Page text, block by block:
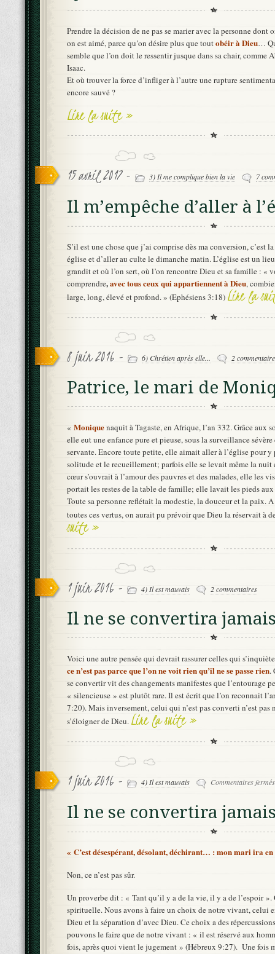
Prendre la décision de ne pas se marier avec la personne dont
on est aimé, parce qu’on désire plus que toutobéir à Dieu…
semble que l’on doit le ressentir jusque dans sa chair, comme
Isaac.
Et où trouver la force d’infliger à l’autre une rupture
encore sauvé ?
Lire la suite »
15 avril 2017 - 3) Il me complique bien la vie 7
Il m’empêche d’aller à
S’il est une chose que j’ai comprise dès ma conversion, c’est
église et d’aller au culte le dimanche matin. L’église est un
grandit et où l’on sert, où l’on rencontre Dieu et sa famille : «
comprendre,avec tous ceux qui appartiennent à Dieu,
large, long, élevé et profond. » (Ephésiens 3:18) Lire la
8 juin 2016 - 6) Chrétien après elle... 2
Patrice, le mari de
« Moniquenaquit à Tagaste, en Afrique, l’an 332. Grâce aux
elle eut une enfance pure et pieuse, sous la surveillance
servante. Encore toute petite, elle aimait aller à l’église pour
solitude et le recueillement; parfois elle se levait même la nuit
cœur s’ouvrait à l’amour des pauvres et des malades, elle les
portait les restes de la table de famille; elle lavait les pieds
Toute sa personne reflétait la modestie, la douceur et la paix. A
toutes ces vertus, on aurait pu prévoir que Dieu la réservait à
suite »
1 juin 2016 - 4) Il est mauvais 2 commentaires
Il ne se convertira
Voici une autre pensée qui devrait rassurer celles qui
ce n’est pas parce que l’on ne voit rien qu’il ne se passe rien.
se convertir vit des changements manifestes que l’entourage
« silencieuse » est plutôt rare. Il est écrit que l’on reconnait
7:20). Mais inversement, celui qui n’est pas converti n’est pas
s’éloigner de Dieu. Lire la suite »
1 juin 2016 - 4) Il est mauvais Commentaires fermés
Il ne se convertira
« C’est désespérant, désolant, déchirant… : mon mari ira en
Non, ce n’est pas sûr.
Un proverbe dit : « Tant qu’il y a de la vie, il y a de l’espoir ».
spirituelle. Nous avons à faire un choix de notre vivant, celui
Dieu et la séparation d’avec Dieu. Ce choix a des
pouvons le faire que de notre vivant : « il est réservé aux
fois, après quoi vient le jugement » (Hébreux 9:27). Une fois